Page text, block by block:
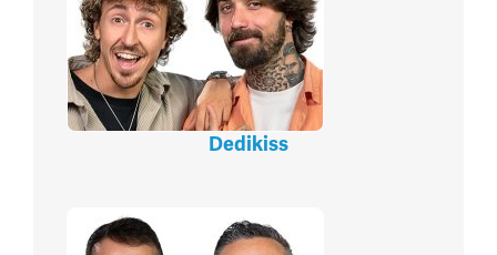
Dedikiss